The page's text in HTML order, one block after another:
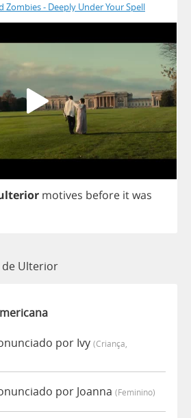
Zombies - Deeply Under Your Spell
motives before itwas
de Ulterior
por Ivy (criança,
por Joanna (feminino)